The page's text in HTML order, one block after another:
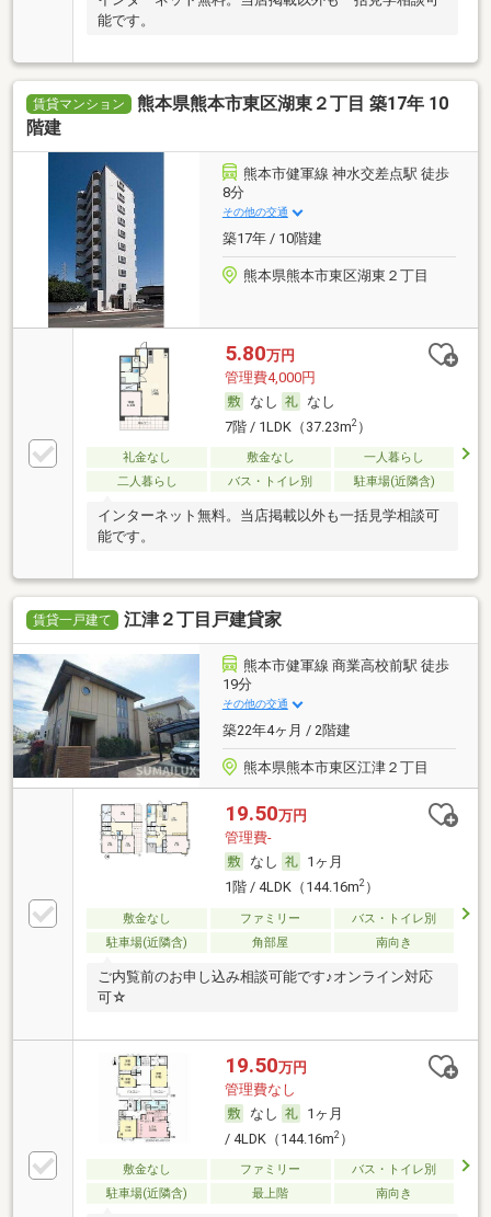
能です。
賃貸マンション
熊本県熊本市東区湖東２丁目 築17年 10
階建
熊本市健軍線 神水交差点駅 徒歩
8分
その他の交通
築17年 / 10階建
熊本県熊本市東区湖東２丁目
5.80万円
管理費4,000円
なし
なし
7階 / 1LDK（37.23m2）
礼金なし 敷金なし
一人暮らし
二人暮らし
バス・トイレ別 駐車場(近隣含)
インターネット無料。当店掲載以外も一括見学相談可
能です。
賃貸一戸建て 江津２丁目戸建貸家
熊本市健軍線 商業高校前駅 徒歩
19分
その他の交通
築22年4ヶ月 / 2階建
熊本県熊本市東区江津２丁目
19.50万円
管理費-
なし
1ヶ月
1階 / 4LDK（144.16m2）
敷金なし ファミリー
バス・トイレ別
駐車場(近隣含)
角部屋 南向き
ご内覧前のお申し込み相談可能です♪オンライン対応
可☆
19.50万円
管理費なし
なし
1ヶ月
/ 4LDK（144.16m2）
敷金なし ファミリー
バス・トイレ別
駐車場(近隣含)
最上階 南向き